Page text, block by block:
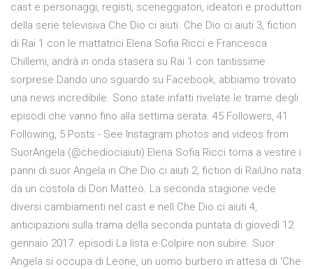
cast e personaggi, registi, sceneggiatori, ideatori e produttori
della serie televisiva Che Dio ci aiuti. Che Dio ci aiuti 3, fiction
di Rai 1 con le mattatrici Elena Sofia Ricci e Francesca
Chillemi, andrà in onda stasera su Rai 1 con tantissime
sorprese.Dando uno sguardo su Facebook, abbiamo trovato
una news incredibile. Sono state infatti rivelate le trame degli
episodi che vanno fino alla settima serata. 45 Followers, 41
Following, 5 Posts - See Instagram photos and videos from
SuorAngela (@chediociaiuti) Elena Sofia Ricci torna a vestire i
panni di suor Angela in Che Dio ci aiuti 2, fiction di RaiUno nata
da un costola di Don Matteo. La seconda stagione vede
diversi cambiamenti nel cast e nell Che Dio ci aiuti 4,
anticipazioni sulla trama della seconda puntata di giovedì 12
gennaio 2017: episodi La lista e Colpire non subire. Suor
Angela si occupa di Leone, un uomo burbero in attesa di ‘Che